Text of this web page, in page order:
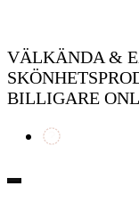
VÄLKÄNDA &
BILLIGARE